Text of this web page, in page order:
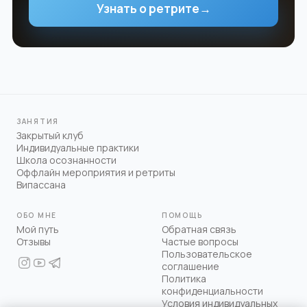
Узнать о ретрите→
ЗАНЯТИЯ
Закрытый клуб
Индивидуальные практики
Школа осознанности
Оффлайн мероприятия и ретриты
Випассана
ОБО МНЕ
Мой путь
Отзывы
ПОМОЩЬ
Обратная связь
Частые вопросы
Пользовательское
соглашение
Политика
конфиденциальности
Условия индивидуальных